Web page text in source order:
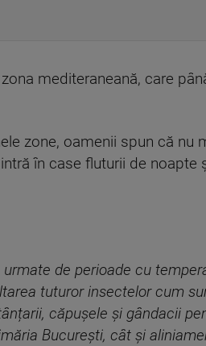
mediteraneană, care
zone, oamenii spun că nu
în case fluturii de noapte
de perioade cu
tuturor insectelor cum
căpușele și gândacii
București, cât și